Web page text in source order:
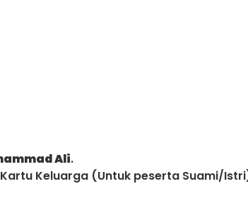
Ali.
Keluarga (Untuk peserta Suami/